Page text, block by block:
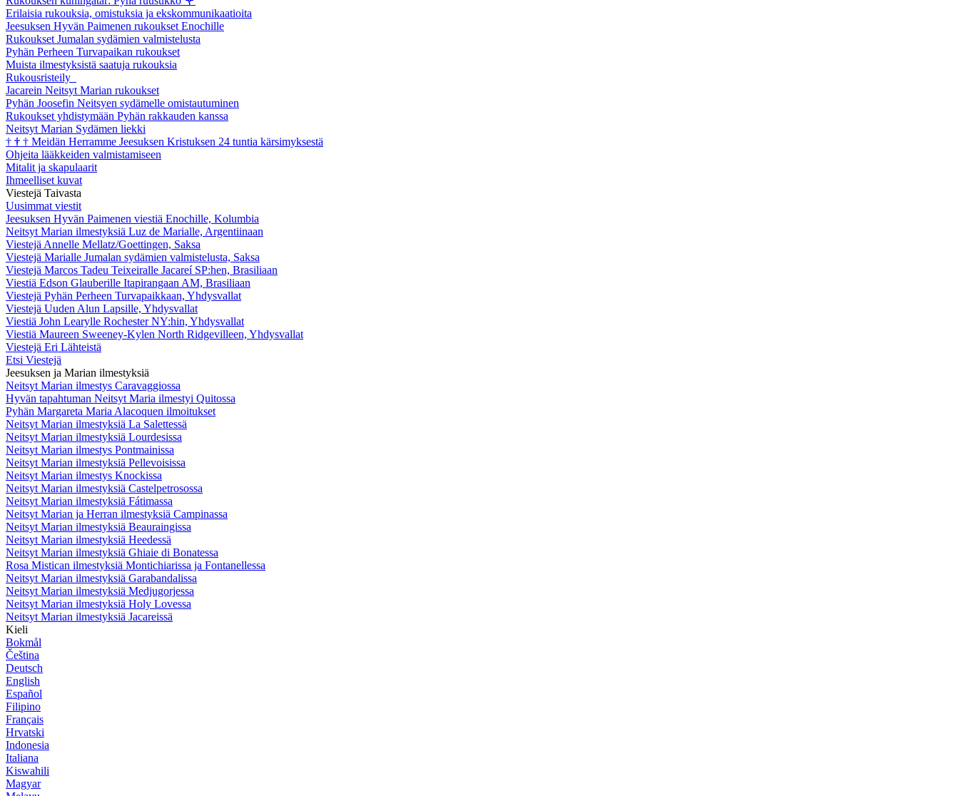
Erilaisia rukouksia, omistuksia ja ekskommunikaatioita
Jeesuksen Hyvän Paimenen rukoukset Enochille
Rukoukset Jumalan sydämien valmistelusta
Pyhän Perheen Turvapaikan rukoukset
Muista ilmestyksistä saatuja rukouksia
Rukousristeily
Jacarein Neitsyt Marian rukoukset
Pyhän Joosefin Neitsyen sydämelle omistautuminen
Rukoukset yhdistymään Pyhän rakkauden kanssa
Neitsyt Marian Sydämen liekki
† † † Meidän Herramme Jeesuksen Kristuksen 24 tuntia kärsimyksestä
Ohjeita lääkkeiden valmistamiseen
Mitalit ja skapulaarit
Ihmeelliset kuvat
Viestejä Taivasta
Uusimmat viestit
Jeesuksen Hyvän Paimenen viestiä Enochille, Kolumbia
Neitsyt Marian ilmestyksiä Luz de Marialle, Argentiinaan
Viestejä Annelle Mellatz/Goettingen, Saksa
Viestejä Marialle Jumalan sydämien valmistelusta, Saksa
Viestejä Marcos Tadeu Teixeiralle Jacareí SP:hen, Brasiliaan
Viestiä Edson Glauberille Itapirangaan AM, Brasiliaan
Viestejä Pyhän Perheen Turvapaikkaan, Yhdysvallat
Viestejä Uuden Alun Lapsille, Yhdysvallat
Viestiä John Learylle Rochester NY:hin, Yhdysvallat
Viestiä Maureen Sweeney-Kylen North Ridgevilleen, Yhdysvallat
Viestejä Eri Lähteistä
Etsi Viestejä
Jeesuksen ja Marian ilmestyksiä
Neitsyt Marian ilmestys Caravaggiossa
Hyvän tapahtuman Neitsyt Maria ilmestyi Quitossa
Pyhän Margareta Maria Alacoquen ilmoitukset
Neitsyt Marian ilmestyksiä La Salettessä
Neitsyt Marian ilmestyksiä Lourdesissa
Neitsyt Marian ilmestys Pontmainissa
Neitsyt Marian ilmestyksiä Pellevoisissa
Neitsyt Marian ilmestys Knockissa
Neitsyt Marian ilmestyksiä Castelpetrosossa
Neitsyt Marian ilmestyksiä Fátimassa
Neitsyt Marian ja Herran ilmestyksiä Campinassa
Neitsyt Marian ilmestyksiä Beauraingissa
Neitsyt Marian ilmestyksiä Heedessä
Neitsyt Marian ilmestyksiä Ghiaie di Bonatessa
Rosa Mistican ilmestyksiä Montichiarissa ja Fontanellessa
Neitsyt Marian ilmestyksiä Garabandalissa
Neitsyt Marian ilmestyksiä Medjugorjessa
Neitsyt Marian ilmestyksiä Holy Lovessa
Neitsyt Marian ilmestyksiä Jacareissä
Kieli
Bokmål
Čeština
Deutsch
English
Español
Filipino
Français
Hrvatski
Indonesia
Italiana
Kiswahili
Magyar